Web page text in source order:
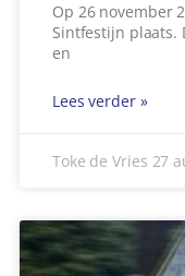
Op 26 november
Sintfestijn plaats.
en
Lees verder »
Toke de Vries 27